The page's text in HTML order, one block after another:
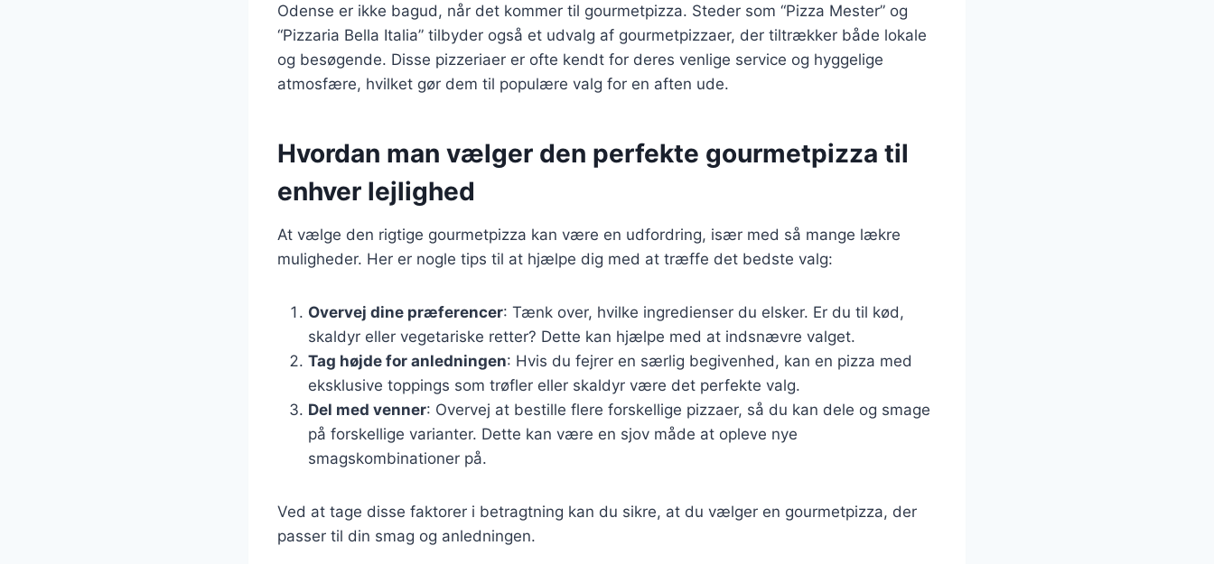
Odense er ikke bagud, når det kommer til gourmetpizza. Steder som “Pizza Mester” og
“Pizzaria Bella Italia” tilbyder også et udvalg af gourmetpizzaer, der tiltrækker både lokale
og besøgende. Disse pizzeriaer er ofte kendt for deres venlige service og hyggelige
atmosfære, hvilket gør dem til populære valg for en aften ude.
Hvordan man vælger den perfekte gourmetpizza til
enhver lejlighed
At vælge den rigtige gourmetpizza kan være en udfordring, især med så mange lækre
muligheder. Her er nogle tips til at hjælpe dig med at træffe det bedste valg:
Overvej dine præferencer: Tænk over, hvilke ingredienser du elsker. Er du til kød,
skaldyr eller vegetariske retter? Dette kan hjælpe med at indsnævre valget.
Tag højde for anledningen: Hvis du fejrer en særlig begivenhed, kan en pizza med
eksklusive toppings som trøfler eller skaldyr være det perfekte valg.
Del med venner: Overvej at bestille flere forskellige pizzaer, så du kan dele og smage
på forskellige varianter. Dette kan være en sjov måde at opleve nye
smagskombinationer på.
Ved at tage disse faktorer i betragtning kan du sikre, at du vælger en gourmetpizza, der
passer til din smag og anledningen.